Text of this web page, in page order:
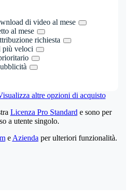
di video al mese
al mese
richiesta
più veloci
altre opzioni di acquisto
Licenza Pro Standard e sono per
a utente singolo.
e Azienda per ulteriori funzionalità.